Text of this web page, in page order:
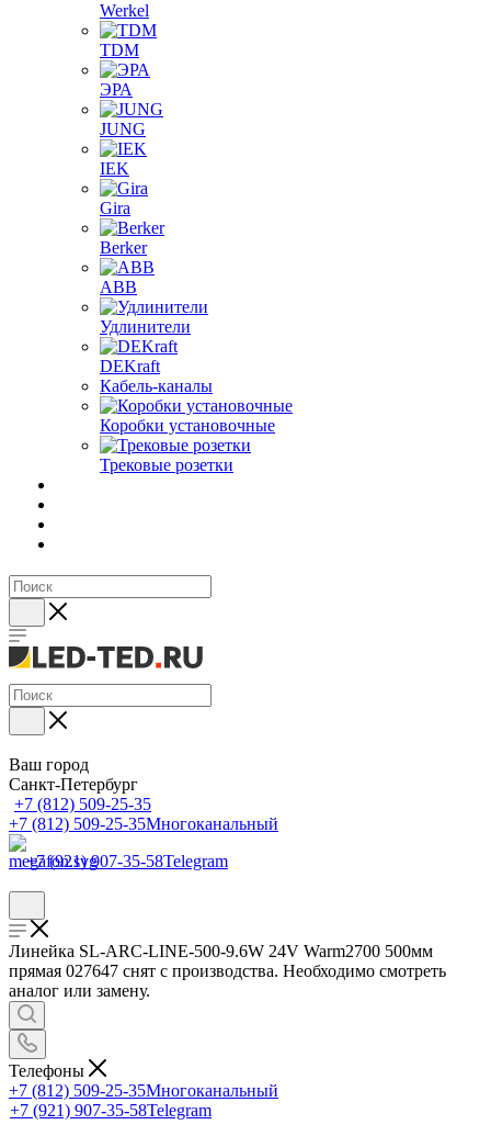
Werkel
TDM
ЭРА
JUNG
IEK
Gira
Berker
ABB
Удлинители
DEKraft
Кабель-каналы
Коробки установочные
Трековые розетки
Ваш город
Санкт-Петербург
+7 (812) 509-25-35
+7 (812) 509-25-35Многоканальный
+7 (921) 907-35-58Telegram
Линейка SL-ARC-LINE-500-9.6W 24V Warm2700 500мм
прямая 027647 снят с производства. Необходимо смотреть
аналог или замену.
Телефоны
+7 (812) 509-25-35Многоканальный
+7 (921) 907-35-58Telegram